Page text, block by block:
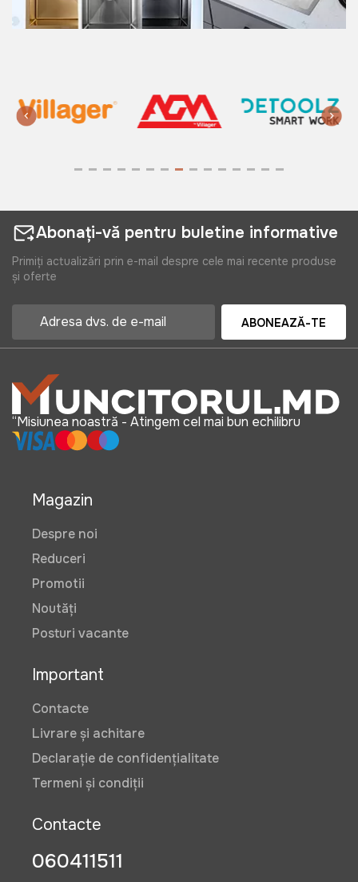
Abonați-vă pentru buletine informative
Primiți actualizări prin e-mail despre cele mai recente produse
și oferte
ABONEAZĂ-TE
“Misiunea noastră - Atingem cel mai bun echilibru
Magazin
Despre noi
Reduceri
Promotii
Noutăți
Posturi vacante
Important
Contacte
Livrare și achitare
Declarație de confidențialitate
Termeni și condiții
Contacte
060411511